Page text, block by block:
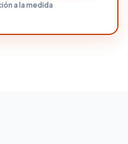
a la medida